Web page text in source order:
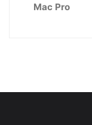
Mac Pro